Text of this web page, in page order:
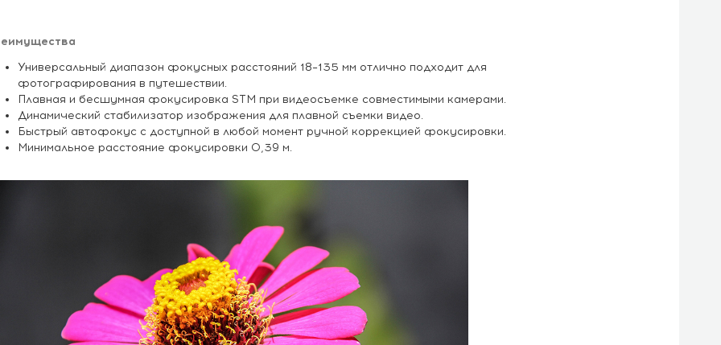
Универсальный диапазон фокусных расстояний 18–135 мм отлично подходит для
фотографирования в путешествии.
Плавная и бесшумная фокусировка STM при видеосъемке совместимыми камерами.
Динамический стабилизатор изображения для плавной съемки видео.
Быстрый автофокус с доступной в любой момент ручной коррекцией фокусировки.
Минимальное расстояние фокусировки 0,39 м.